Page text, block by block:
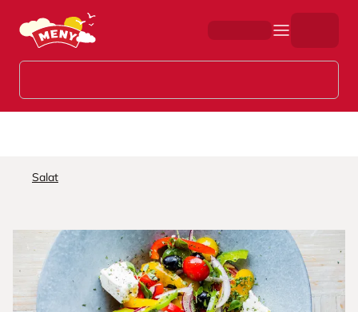
Hopp til hovedinnhold
Salat